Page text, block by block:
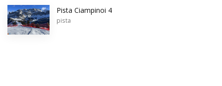
Pista Ciampinoi 4
pista